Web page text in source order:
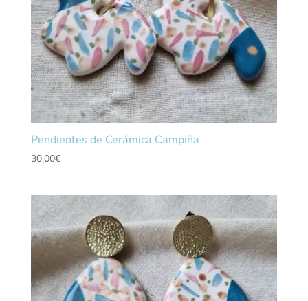
Pendientes de Cerámica Campiña
30,00€